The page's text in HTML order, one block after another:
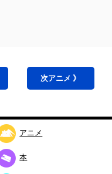
次アニメ 》
アニメ
本